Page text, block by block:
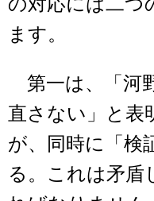
ます。
第一は、「河
直さない」と表
が、同時に「検
る。これは矛盾